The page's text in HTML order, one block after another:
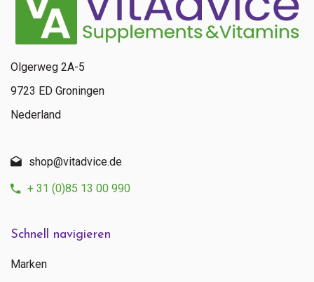
Schnell navigieren
Marken
Olgerweg 2A-5
9723 ED Groningen
Nederland
shop@vitadvice.de
+ 31 (0)85 13 00 990